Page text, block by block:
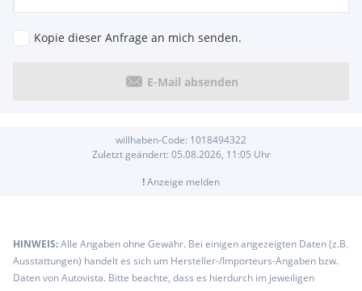
Kopie dieser Anfrage an mich senden.
E-Mail absenden
willhaben-Code: 1018494322
Zuletzt geändert: 05.08.2026, 11:05 Uhr
!Anzeige melden
HINWEIS:Alle Angaben ohne Gewähr. Bei einigen angezeigten Daten (z.B.
Ausstattungen) handelt es sich um Hersteller-/Importeurs-Angaben bzw.
Daten von Autovista. Bitte beachte, dass es hierdurch im jeweiligen